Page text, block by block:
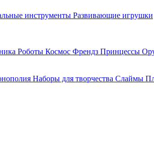
инструменты Развивающие игрушки
Роботы Космос Френдз Принцессы
Наборы для творчества Слаймы